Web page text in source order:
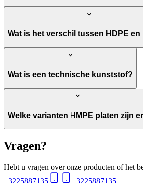
Wat is het verschil tussen HDPE en
Wat is een technische kunststof?
Welke varianten HMPE platen zijn
Vragen?
Hebt u vragen over onze producten of het
+3225887135
+3225887135